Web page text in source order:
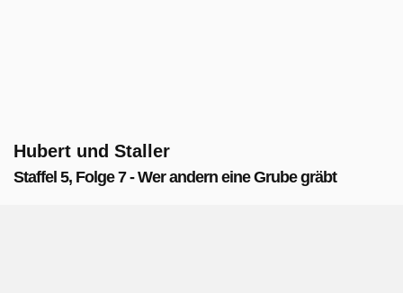
Hubert und Staller
Staffel 5, Folge 7 - Wer andern eine Grube gräbt